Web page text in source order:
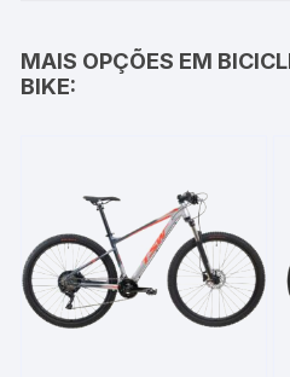
MAIS OPÇÕES EM
BIKE: